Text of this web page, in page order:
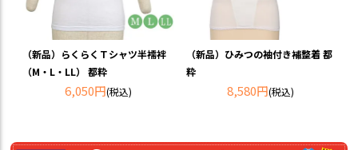
（新品）らくらくＴシャツ半襦袢
（M・L・LL） 都粋
6,050円(税込)
（新品）ひみつの袖付き補整着 都
粋
8,580円(税込)